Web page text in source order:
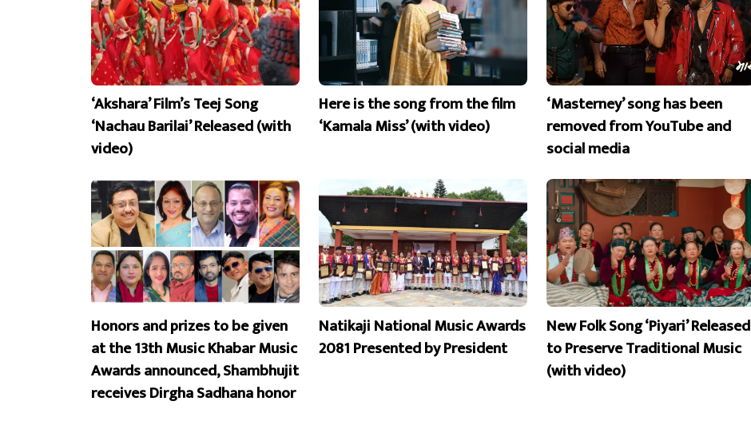
‘Akshara’ Film’s Teej Song
‘Nachau Barilai’ Released (with
video)
Here is the song from the film
‘Kamala Miss’ (with video)
‘Masterney’ song has been
removed from YouTube and
social media
Honors and prizes to be given
at the 13th Music Khabar Music
Awards announced, Shambhujit
receives Dirgha Sadhana honor
Natikaji National Music Awards
2081 Presented by President
New Folk Song ‘Piyari’ Released
to Preserve Traditional Music
(with video)